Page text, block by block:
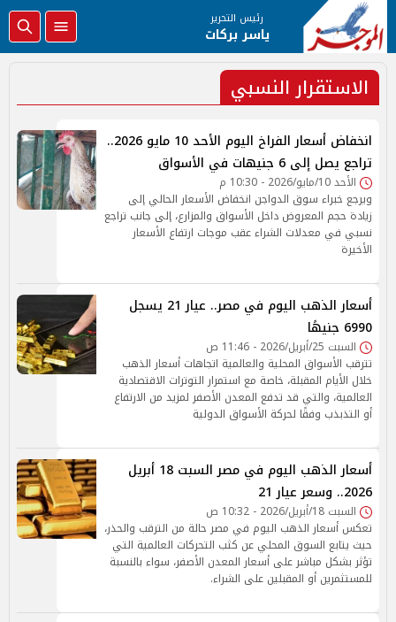
رئيس التحرير
ياسر بركات
الاستقرار النسبي
انخفاض أسعار الفراخ اليوم الأحد 10 مايو 2026..
تراجع يصل إلى 6 جنيهات في الأسواق
الأحد 10/مايو/2026 - 10:30 م
ويرجع خبراء سوق الدواجن انخفاض الأسعار الحالي إلى
زيادة حجم المعروض داخل الأسواق والمزارع، إلى جانب تراجع
نسبي في معدلات الشراء عقب موجات ارتفاع الأسعار
الأخيرة
أسعار الذهب اليوم في مصر.. عيار 21 يسجل
6990 جنيهًا
السبت 25/أبريل/2026 - 11:46 ص
تترقب الأسواق المحلية والعالمية اتجاهات أسعار الذهب
خلال الأيام المقبلة، خاصة مع استمرار التوترات الاقتصادية
العالمية، والتي قد تدفع المعدن الأصفر لمزيد من الارتفاع
أو التذبذب وفقًا لحركة الأسواق الدولية
أسعار الذهب اليوم في مصر السبت 18 أبريل
2026.. وسعر عيار 21
السبت 18/أبريل/2026 - 10:32 ص
تعكس أسعار الذهب اليوم في مصر حالة من الترقب والحذر،
حيث يتابع السوق المحلي عن كثب التحركات العالمية التي
تؤثر بشكل مباشر على أسعار المعدن الأصفر، سواء بالنسبة
للمستثمرين أو المقبلين على الشراء.